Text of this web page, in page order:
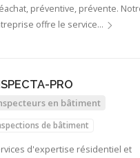
préventive, prévente.
offre le service…
PRO
en bâtiment
de bâtiment
d'expertise résidentiel et